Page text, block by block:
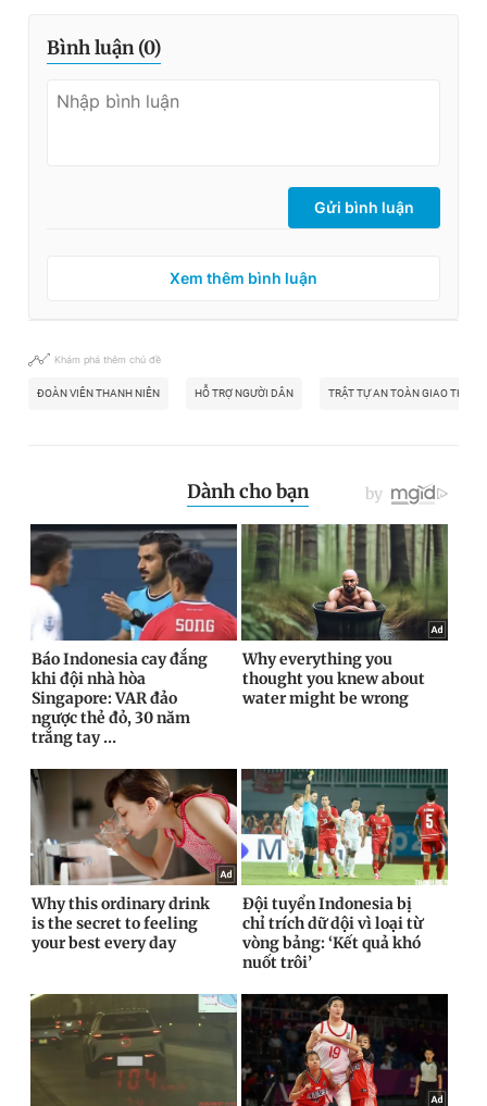
Bình luận (0)
Gửi bình luận
Xem thêm bình luận
Khám phá thêm chủ đề
ĐOÀN VIÊN THANH NIÊN HỖ TRỢ NGƯỜI DÂN TRẬT TỰ AN TOÀN GIAO THÔNG